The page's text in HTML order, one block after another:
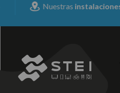
Nuestrasinstalaciones